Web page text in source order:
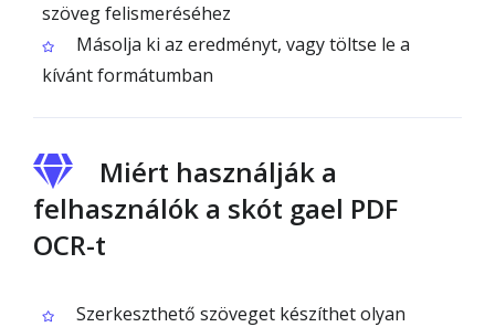
szöveg felismeréséhez
Másolja ki az eredményt, vagy töltse le a
kívánt formátumban
Miért használják a
felhasználók a skót gael PDF
OCR-t
Szerkeszthető szöveget készíthet olyan